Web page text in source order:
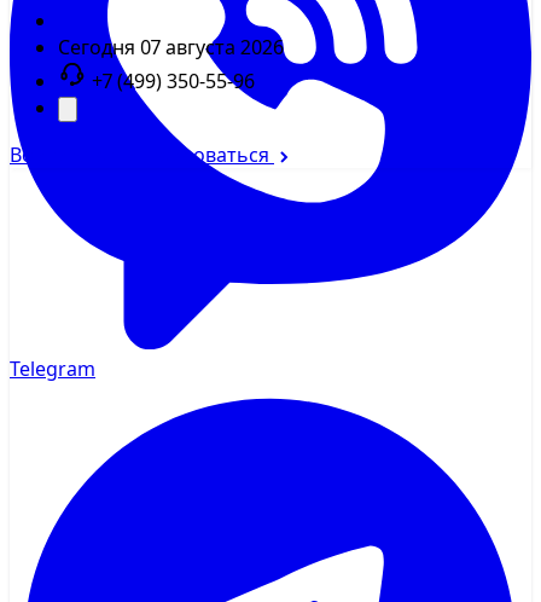
Сегодня 07 августа 2026
+7 (499) 350-55-96
Войти Зарегистрироваться
Telegram